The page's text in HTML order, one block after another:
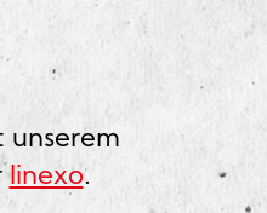
unserem
linexo.